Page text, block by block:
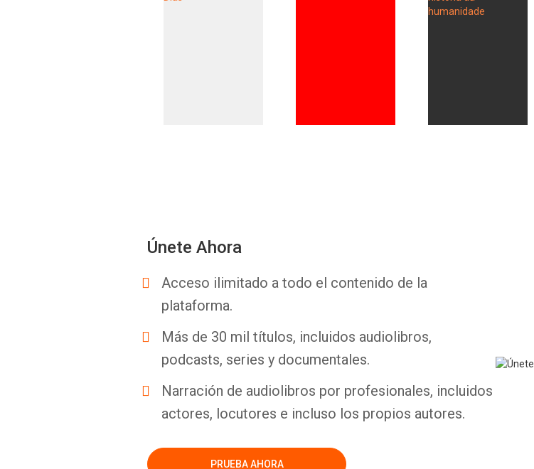
Únete Ahora
Acceso ilimitado a todo el contenido de la
plataforma.
Más de 30 mil títulos, incluidos audiolibros,
podcasts, series y documentales.
Narración de audiolibros por profesionales, incluidos
actores, locutores e incluso los propios autores.
PRUEBA AHORA